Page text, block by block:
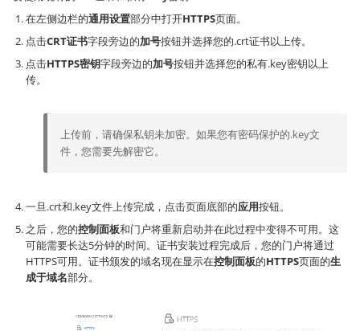
在左侧边栏的通用设置部分中打开HTTPS页面。
点击CRT证书字段旁边的加号按钮并选择您的.crt证书以上传。
点击HTTPS密钥字段旁边的加号按钮并选择您的私有.key密钥以上
传。
上传前，请确保私钥未加密。如果您有密码保护的.key文
件，您需要先解密它。
一旦.crt和.key文件上传完成，点击页面底部的应用按钮。
之后，您的控制面板和门户将重新启动并在此过程中变得不可用。这
可能需要长达5分钟的时间。证书安装过程完成后，您的门户将通过
HTTPS可用。证书颁发的域名现在显示在控制面板的HTTPS页面的生
成于域名部分。